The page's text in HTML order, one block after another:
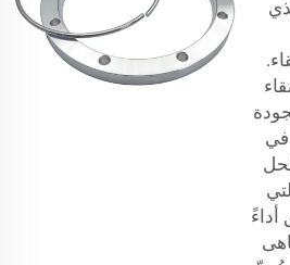
في